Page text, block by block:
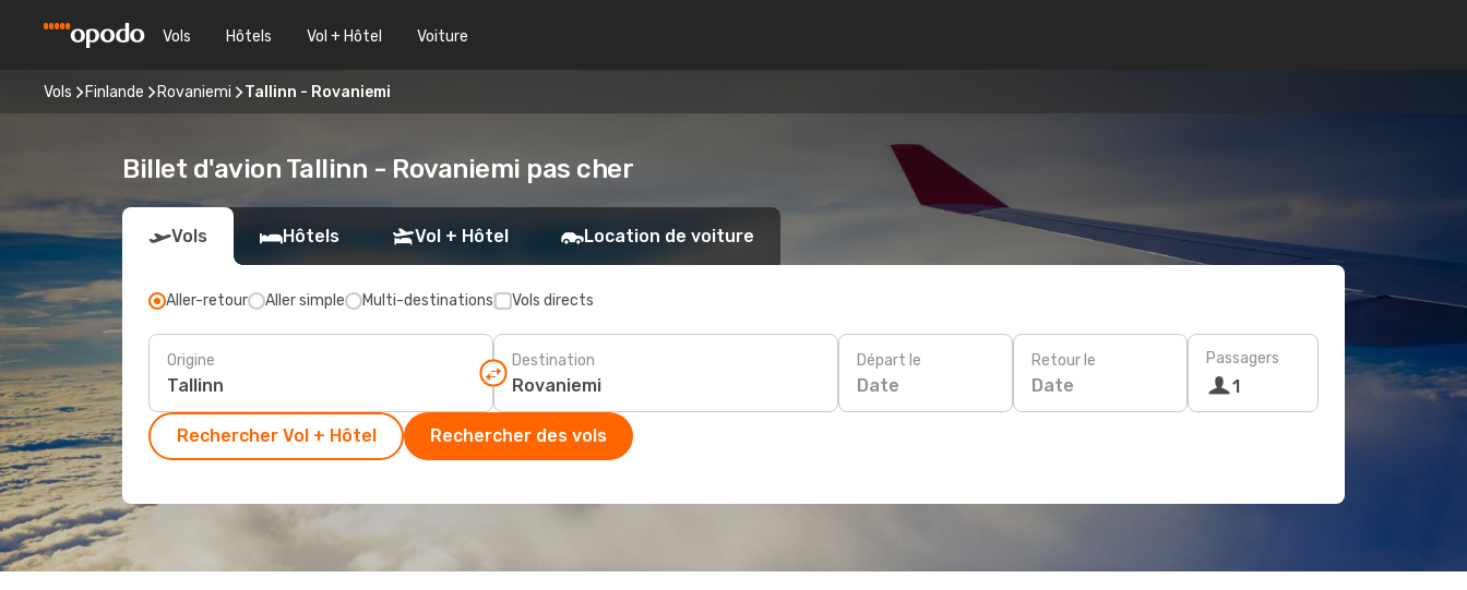
Vols Hôtels Vol + Hôtel Voiture
Vols Finlande Rovaniemi Tallinn - Rovaniemi
Billet d'avion Tallinn - Rovaniemi pas cher
Vols Hôtels Vol + Hôtel Location de voiture
Aller-retour Aller simple Multi-destinations Vols directs
Origine Destination Départ le
Date
Retour le
Date
Passagers
1
Rechercher Vol + Hôtel Rechercher des vols